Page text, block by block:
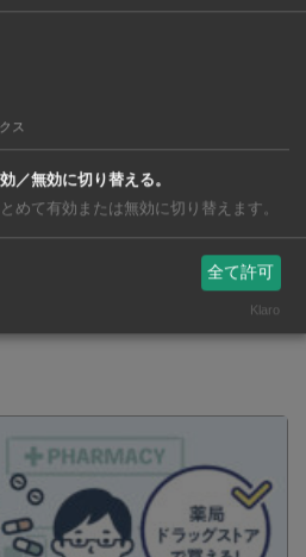
中！
ス
／無効に切り替える。
めて有効または無効に切り替えます。
全て許可
Klaro